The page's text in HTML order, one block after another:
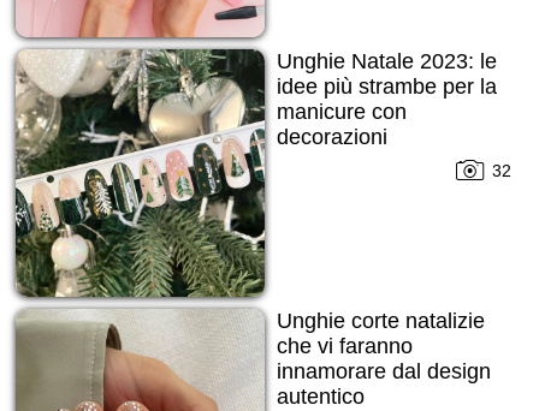
Unghie Natale 2023: le
idee più strambe per la
manicure con
decorazioni
32
Unghie corte natalizie
che vi faranno
innamorare dal design
autentico